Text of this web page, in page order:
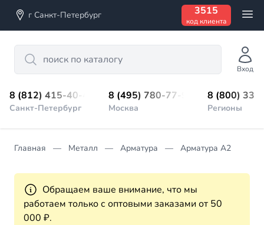
г Санкт-Петербург 3515
код клиента
Search
Вход
8 (812) 415-40-45
Санкт-Петербург
8 (495) 780-77-98
Москва
8 (800)
Регионы
Главная Металл Арматура Арматура А2
Обращаем ваше внимание, что мы
работаем только с оптовыми заказами от 50
000 ₽.